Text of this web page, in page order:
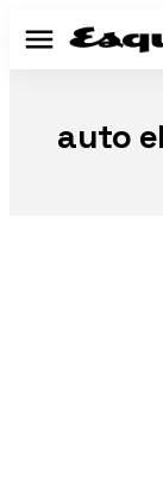
Menú
auto